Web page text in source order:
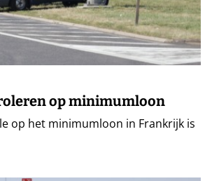
op minimumloon
op het minimumloon in Frankrijk is